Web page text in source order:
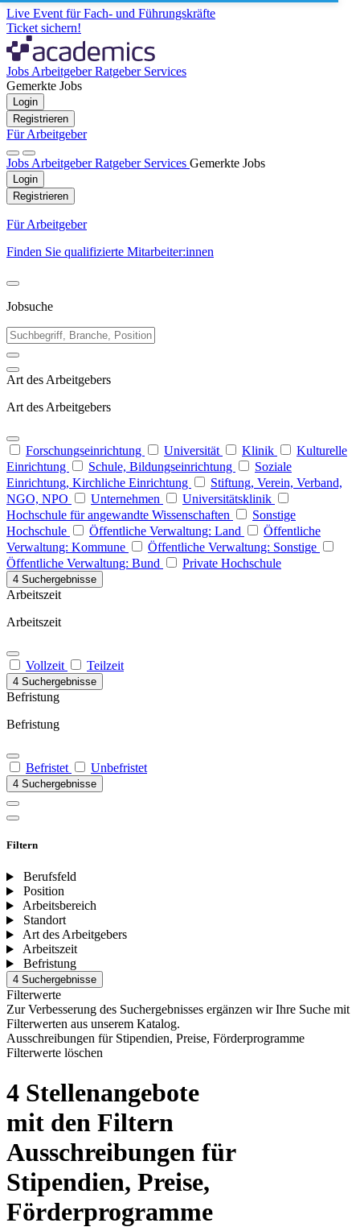
Live Event für Fach- und Führungskräfte
Ticket sichern!
Jobs ArbeitgeberRatgeber Services
Gemerkte Jobs
Login
Registrieren
Für Arbeitgeber
Jobs ArbeitgeberRatgeber Services Gemerkte Jobs
Login
Registrieren
Für Arbeitgeber
Finden Sie qualifizierte Mitarbeiter:innen
Jobsuche
Art des Arbeitgebers
Art des Arbeitgebers
Forschungseinrichtung Universität Klinik
Kulturelle
Einrichtung
Schule, Bildungseinrichtung
Soziale
Einrichtung, Kirchliche Einrichtung
Stiftung, Verein, Verband,
NGO, NPO
Unternehmen
Universitätsklinik
Hochschule für angewandte Wissenschaften
Sonstige
Hochschule
Öffentliche Verwaltung: Land
Öffentliche
Verwaltung: Kommune
Öffentliche Verwaltung: Sonstige
Öffentliche Verwaltung: Bund
Private Hochschule
4 Suchergebnisse
Arbeitszeit
Arbeitszeit
Vollzeit Teilzeit
4 Suchergebnisse
Befristung
Befristung
Befristet Unbefristet
4 Suchergebnisse
Filtern
Berufsfeld
Position
Arbeitsbereich
Standort
Art des Arbeitgebers
Arbeitszeit
Befristung
4 Suchergebnisse
Filterwerte
Zur Verbesserung des Suchergebnisses ergänzen wir Ihre Suche mit
Filterwerten aus unserem Katalog.
Ausschreibungen für Stipendien, Preise, Förderprogramme
Filterwerte löschen
4 Stellenangebote
mit den Filtern
Ausschreibungen für
Stipendien, Preise,
Förderprogramme